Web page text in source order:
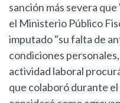
sanción más severa
el Ministerio Público
imputado "su falta de
condiciones
actividad laboral
que colaboró durante